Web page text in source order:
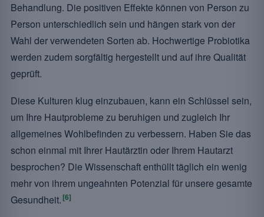
Behandlung. Die positiven Effekte können von Person zu
Person unterschiedlich sein und hängen stark von der
Wahl der verwendeten Sorten ab. Hochwertige Probiotika
werden zudem sorgfältig hergestellt und auf ihre Qualität
geprüft.
Diese Kulturen klug einzubauen, kann ein Schlüssel sein,
um Ihre Hautprobleme zu beruhigen und zugleich Ihr
allgemeines Wohlbefinden zu verbessern. Haben Sie das
schon einmal mit Ihrer Hautärztin oder Ihrem Hautarzt
besprochen? Die Wissenschaft enthüllt täglich ein wenig
mehr von ihrem ungeahnten Potenzial für unsere gesamte
Gesundheit. [6]